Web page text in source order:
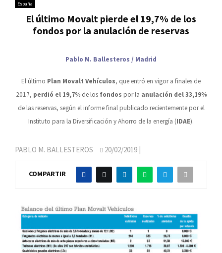
España
El último Movalt pierde el 19,7% de los
fondos por la anulación de reservas
Pablo M. Ballesteros / Madrid
El último Plan Movalt Vehículos, que entró en vigor a finales de
2017, perdió el 19,7%de los fondos por la anulación del 33,19%
de las reservas, según el informe final publicado recientemente por el
Instituto para la Diversificación y Ahorro de la energía (IDAE).
PABLO M. BALLESTEROS 20/02/2019 |
COMPARTIR